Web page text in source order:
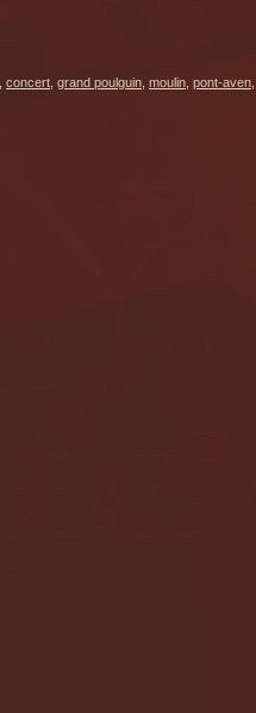
concert grand poulguin moulin pont-aven